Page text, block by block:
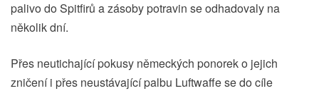
palivo do Spitfirů a zásoby potravin se odhadovaly na
několik dní.
Přes neutichající pokusy německých ponorek o jejich
zničení i přes neustávající palbu Luftwaffe se do cíle